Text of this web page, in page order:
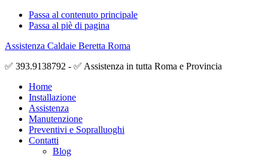
Passa al contenuto principale
Passa al piè di pagina
Assistenza Caldaie Beretta Roma
✅ 393.9138792 - ✅ Assistenza in tutta Roma e Provincia
Home
Installazione
Assistenza
Manutenzione
Preventivi e Sopralluoghi
Contatti
Blog